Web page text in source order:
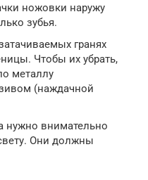
ножовки наружу
зубья.
гранях
Чтобы их убрать,
металлу
(наждачной
нужно внимательно
Они должны